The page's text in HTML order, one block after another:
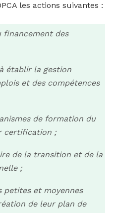
les actions suivantes :
financement des
établir la gestion
et des compétences
de formation du
certification ;
de la transition et de la
;
petites et moyennes
de leur plan de